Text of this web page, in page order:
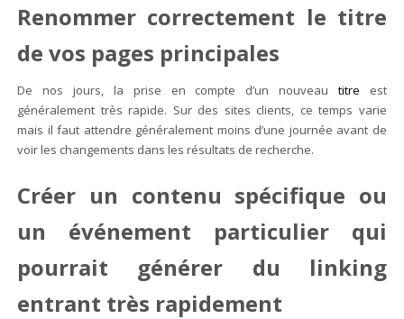
Renommer correctement le titre
de vos pages principales
De nos jours, la prise en compte d’un nouveau titre est
généralement très rapide. Sur des sites clients, ce temps varie
mais il faut attendre généralement moins d’une journée avant de
voir les changements dans les résultats de recherche.
Créer un contenu spécifique ou
un événement particulier qui
pourrait générer du linking
entrant très rapidement